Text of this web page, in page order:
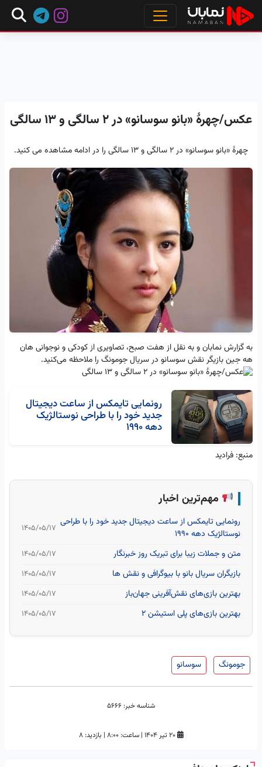
عکس/چهرۀ «بانو سوسانو» در ۲ سالگی و ۱۳ سالگی
چهرۀ «بانو سوسانو» در ۲ سالگی و ۱۳ سالگی را در ادامه مشاهده می کنید.
به گزارش نمابان و به نقل از هفت صبح، تصاویری از کودکی و نوجوانی هان
هه جین بازیگر نقش سوسانو در سریال جومونگ را ملاحظه می‌کنید.
رونمایی تایمکس از ساعت‌ دیجیتال
جدید خود را با طراحی نوستالژیک
دهه 1990
منبع: فرادید
مهم‌ترین اخبار
رونمایی تایمکس از ساعت‌ دیجیتال جدید خود را با طراحی
نوستالژیک دهه 1990
۱۴۰۵/۰۵/۱۷
متن و جملات زیبا برای تبریک روز خبرنگار ۱۴۰۵/۰۵/۱۷
بازیگران سریال بانو با بیوگرافی و نقش ها ۱۴۰۵/۰۵/۱۷
بهترین بازی‌های نقش‌آفرینی جهان‌باز ۱۴۰۵/۰۵/۱۷
بهترین بازی‌های پلی استیشن ۲ ۱۴۰۵/۰۵/۱۷
جومونگ سوسانو
شناسه خبر:
۲۰ تیر ۱۴۰۴ | ساعت: ۸:۰۰ | بازدید: 8